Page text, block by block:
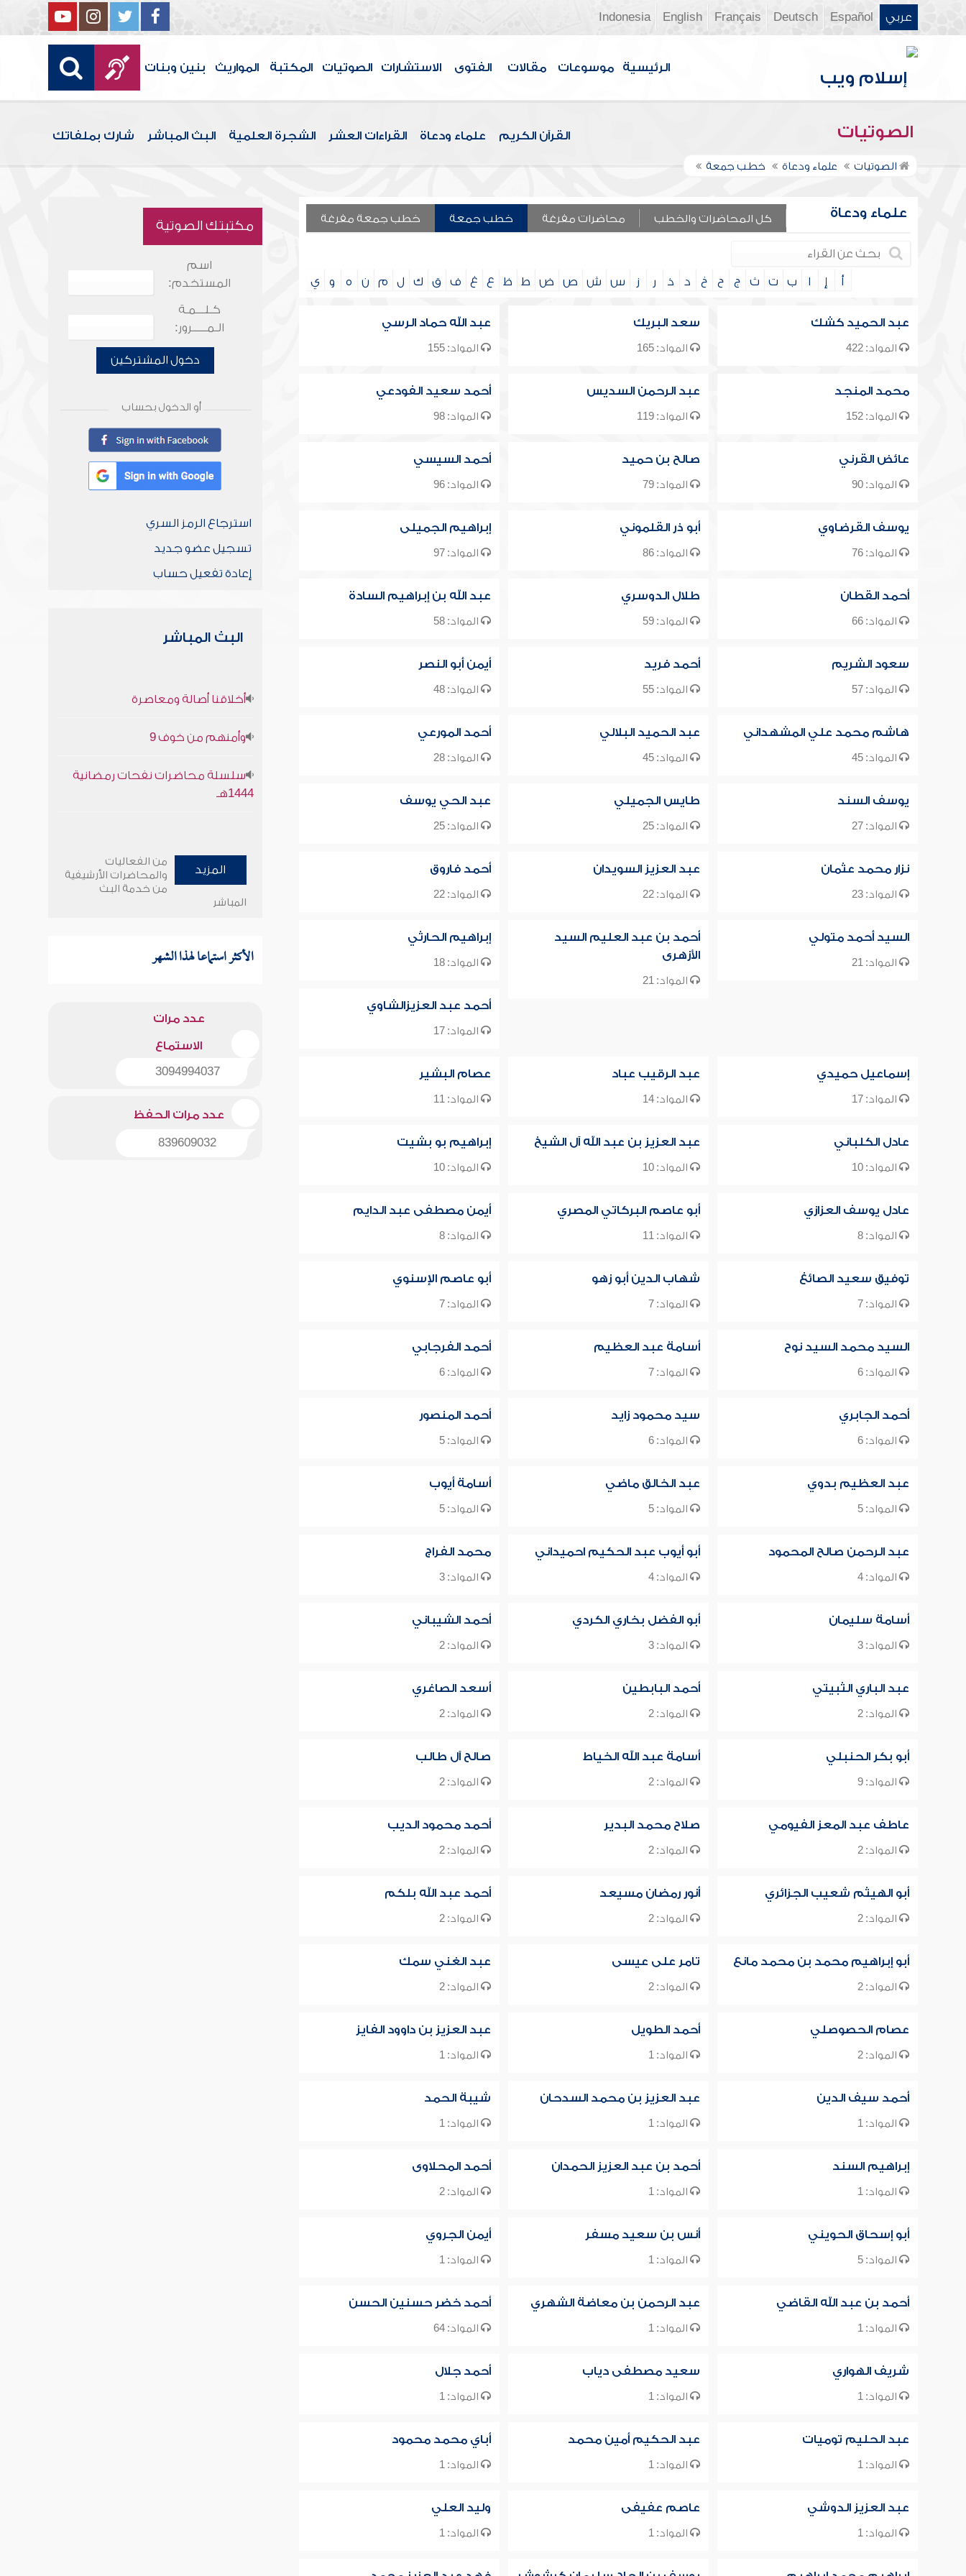
عربي Español
Deutsch
Français
English
Indonesia
الرئيسية موسوعات مقالات الفتوى الاستشارات الصوتيات المكتبة المواريث بنين وبنات
الصوتيات القرآن الكريم علماء ودعاة القراءات العشر الشجرة العلمية البث المباشر شارك بملفاتك
الصوتيات علماء ودعاة خطب جمعة
علماء ودعاة كل المحاضرات والخطب محاضرات مفرغة خطب جمعة خطب جمعة مفرغة
أ إ ا ب ت ث ج ح خ د ذ ر ز س ش ص ض ط ظ ع غ ف ق ك ل م ن ه و ي
عبد الحميد كشك
المواد: 422
سعد البريك
المواد: 165
عبد الله حماد الرسي
المواد: 155
محمد المنجد
المواد: 152
عبد الرحمن السديس
المواد: 119
أحمد سعيد الفودعي
المواد: 98
عائض القرني
المواد: 90
صالح بن حميد
المواد: 79
أحمد السيسي
المواد: 96
يوسف القرضاوي
المواد: 76
أبو ذر القلموني
المواد: 86
إبراهيم الجميلى
المواد: 97
أحمد القطان
المواد: 66
طلال الدوسري
المواد: 59
عبد الله بن إبراهيم السادة
المواد: 58
سعود الشريم
المواد: 57
أحمد فريد
المواد: 55
أيمن أبو النصر
المواد: 48
هاشم محمد علي المشهداني
المواد: 45
عبد الحميد البلالي
المواد: 45
أحمد المورعي
المواد: 28
يوسف السند
المواد: 27
طايس الجميلي
المواد: 25
عبد الحي يوسف
المواد: 25
نزار محمد عثمان
المواد: 23
عبد العزيز السويدان
المواد: 22
أحمد فاروق
المواد: 22
السيد أحمد متولي
المواد: 21
أحمد بن عبد العليم السيد
الأزهرى
المواد: 21
إبراهيم الحارثي
المواد: 18
أحمد عبد العزيزالشاوي
المواد: 17
إسماعيل حميدي
المواد: 17
عبد الرقيب عباد
المواد: 14
عصام البشير
المواد: 11
عادل الكلباني
المواد: 10
عبد العزيز بن عبد الله آل الشيخ
المواد: 10
إبراهيم بو بشيت
المواد: 10
عادل يوسف العزازي
المواد: 8
أبو عاصم البركاتي المصري
المواد: 11
أيمن مصطفى عبد الدايم
المواد: 8
توفيق سعيد الصائغ
المواد: 7
شهاب الدين أبو زهو
المواد: 7
أبو عاصم الإسنوي
المواد: 7
السيد محمد السيد نوح
المواد: 6
أسامة عبد العظيم
المواد: 7
أحمد الفرجابي
المواد: 6
أحمد الجابري
المواد: 6
سيد محمود زايد
المواد: 6
أحمد المنصور
المواد: 5
عبد العظيم بدوي
المواد: 5
عبد الخالق ماضي
المواد: 5
أسامة أيوب
المواد: 5
عبد الرحمن صالح المحمود
المواد: 4
أبو أيوب عبد الحكيم احميداني
المواد: 4
محمد الفراج
المواد: 3
أسامة سليمان
المواد: 3
أبو الفضل بخاري الكردي
المواد: 3
أحمد الشيباني
المواد: 2
عبد الباري الثبيتي
المواد: 2
أحمد البابطين
المواد: 2
أسعد الصاغري
المواد: 2
أبو بكر الحنبلي
المواد: 9
أسامة عبد الله الخياط
المواد: 2
صالح آل طالب
المواد: 2
عاطف عبد المعز الفيومي
المواد: 2
صلاح محمد البدير
المواد: 2
أحمد محمود الديب
المواد: 2
أبو الهيثم شعيب الجزائري
المواد: 2
أنور رمضان مسيعد
المواد: 2
أحمد عبد الله بلكم
المواد: 2
أبو إبراهيم محمد بن محمد مانع
المواد: 2
تامر على عيسى
المواد: 2
عبد الغني سمك
المواد: 2
عصام الحصوصلي
المواد: 2
أحمد الطويل
المواد: 1
عبد العزيز بن داوود الفايز
المواد: 1
أحمد سيف الدين
المواد: 1
عبد العزيز بن محمد السدحان
المواد: 1
شيبة الحمد
المواد: 1
إبراهيم السند
المواد: 1
أحمد بن عبد العزيز الحمدان
المواد: 1
أحمد المحلاوى
المواد: 2
أبو إسحاق الحويني
المواد: 5
أنس بن سعيد مسفر
المواد: 1
أيمن الجروي
المواد: 1
أحمد بن عبد الله القاضي
المواد: 1
عبد الرحمن بن معاضة الشهري
المواد: 1
أحمد خضر حسنين الحسن
المواد: 64
شريف الهواري
المواد: 1
سعيد مصطفى دياب
المواد: 1
أحمد جلال
المواد: 1
عبد الحليم توميات
المواد: 1
عبد الحكيم أمين محمد
المواد: 1
أباي محمد محمود
المواد: 1
عبد العزيز الدوشي
المواد: 1
عاصم عفيفى
المواد: 1
وليد العلي
المواد: 1
مكتبتك الصوتية
اسم
المستخدم:
كـلـــمـة
الـمـــــرور:
دخول المشتركين
أو الدخول بحساب
استرجاع الرمز السري
تسجيل عضو جديد
إعادة تفعيل حساب
البث المباشر
أخلاقنا أصالة ومعاصرة
وأمنهم من خوف 9
سلسلة محاضرات نفحات رمضانية
1444هـ
المزيد
من الفعاليات
والمحاضرات الأرشيفية
من خدمة البث
المباشر
الأكثر استماعا لهذا الشهر
عدد مرات
الاستماع
3094994037
عدد مرات الحفظ
839609032